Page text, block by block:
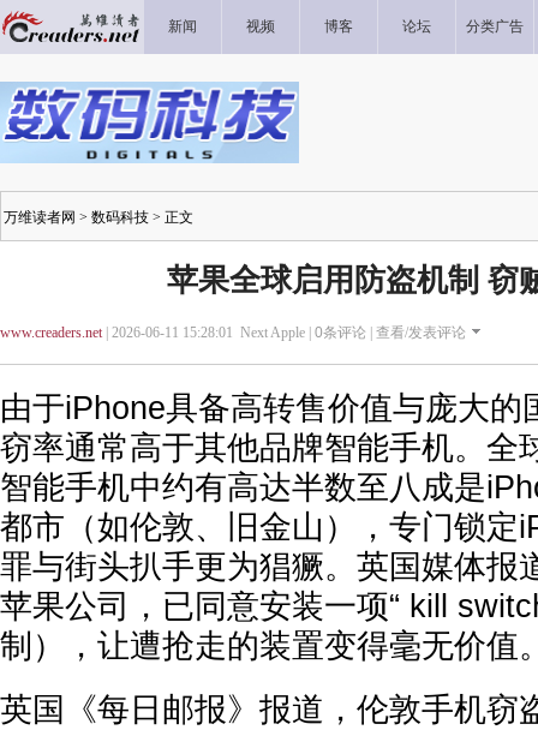
新闻 视频 博客 论坛 分类广告
万维读者网 > 数码科技 > 正文
苹果全球启用防盗机制 窃
www.creaders.net| 2026-06-11 15:28:01 Next Apple | 0条评论 | 查看/发表评论
由于iPhone具备高转售价值与庞大的
窃率通常高于其他品牌智能手机。全
智能手机中约有高达半数至八成是
都市（如伦敦、旧金山），专门锁定
罪与街头扒手更为猖獗。英国媒体报
苹果公司，已同意安装一项“ kill
制），让遭抢走的装置变得毫无价值
英国《每日邮报》报道，伦敦手机窃